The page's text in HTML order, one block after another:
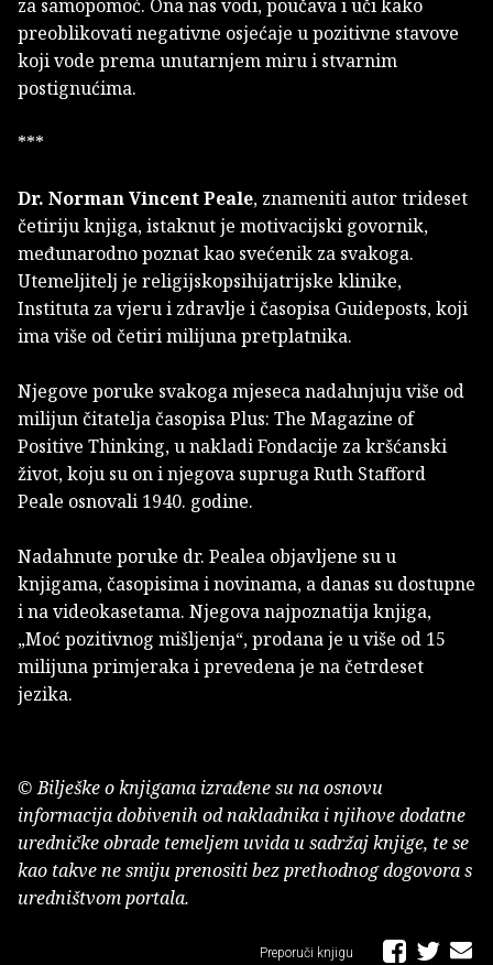
za samopomoć. Ona nas vodi, poučava i uči kako
preoblikovati negativne osjećaje u pozitivne stavove
koji vode prema unutarnjem miru i stvarnim
postignućima.
***
Dr. Norman Vincent Peale, znameniti autor trideset
četiriju knjiga, istaknut je motivacijski govornik,
međunarodno poznat kao svećenik za svakoga.
Utemeljitelj je religijskopsihijatrijske klinike,
Instituta za vjeru i zdravlje i časopisa Guideposts, koji
ima više od četiri milijuna pretplatnika.
Njegove poruke svakoga mjeseca nadahnjuju više od
milijun čitatelja časopisa Plus: The Magazine of
Positive Thinking, u nakladi Fondacije za kršćanski
život, koju su on i njegova supruga Ruth Stafford
Peale osnovali 1940. godine.
Nadahnute poruke dr. Pealea objavljene su u
knjigama, časopisima i novinama, a danas su dostupne
i na videokasetama. Njegova najpoznatija knjiga,
„Moć pozitivnog mišljenja“, prodana je u više od 15
milijuna primjeraka i prevedena je na četrdeset
jezika.
© Bilješke o knjigama izrađene su na osnovu
informacija dobivenih od nakladnika i njihove dodatne
uredničke obrade temeljem uvida u sadržaj knjige, te se
kao takve ne smiju prenositi bez prethodnog dogovora s
uredništvom portala.
Preporuči knjigu